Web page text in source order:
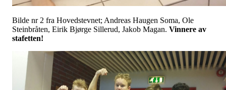
Bilde nr 2 fra Hovedstevnet; Andreas Haugen Soma, Ole
Steinbråten, Eirik Bjørge Sillerud, Jakob Magan. Vinnere av
stafetten!